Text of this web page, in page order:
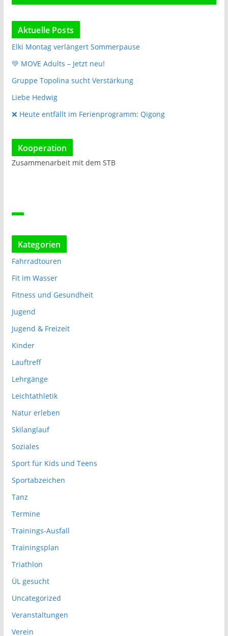
Aktuelle Posts
Elki Montag verlängert Sommerpause
💚 MOVE Adults – Jetzt neu!
Gruppe Topolina sucht Verstärkung
Liebe Hedwig
❌️ Heute entfällt im Ferienprogramm: Qigong
Kooperation
Zusammenarbeit mit dem STB
Kategorien
Fahrradtouren
Fit im Wasser
Fitness und Gesundheit
Jugend
Jugend & Freizeit
Kinder
Lauftreff
Lehrgänge
Leichtathletik
Natur erleben
Skilanglauf
Soziales
Sport für Kids und Teens
Sportabzeichen
Tanz
Termine
Trainings-Ausfall
Trainingsplan
Triathlon
ÜL gesucht
Uncategorized
Veranstaltungen
Verein